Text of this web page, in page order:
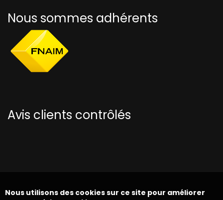
Nous sommes adhérents
Avis clients contrôlés
Nous utilisons des cookies sur ce site pour améliorer